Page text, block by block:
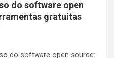
do software open
gratuitas
do software open source: